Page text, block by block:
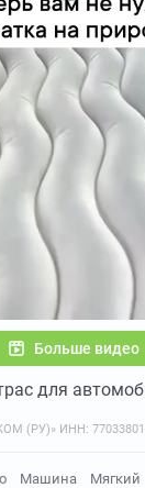
Больше видео
для
(РУ)» ИНН:
Машина Мягкий